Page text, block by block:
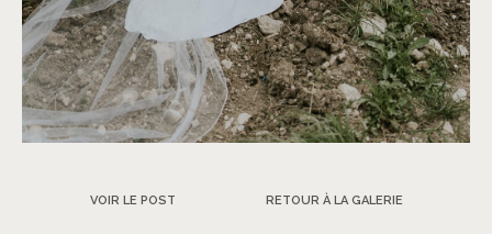
VOIR LE POST RETOUR À LA GALERIE